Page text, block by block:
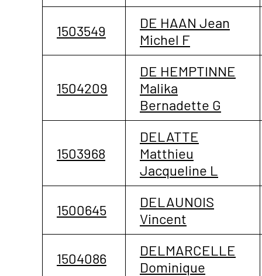
1503549
DE HAAN Jean
Michel F
1504209
DE HEMPTINNE
Malika
Bernadette G
1503968
DELATTE
Matthieu
Jacqueline L
1500645
DELAUNOIS
Vincent
1504086
DELMARCELLE
Dominique